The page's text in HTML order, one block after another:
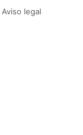
Aviso legal